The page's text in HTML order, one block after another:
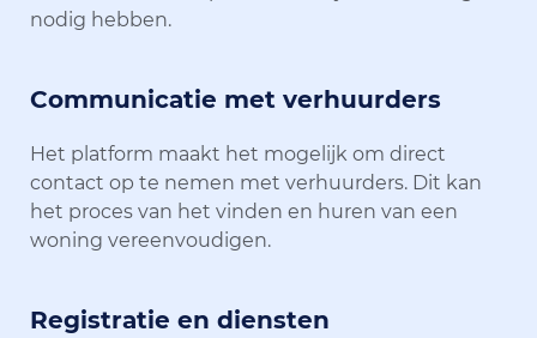
nodig hebben.
Communicatie met verhuurders
Het platform maakt het mogelijk om direct
contact op te nemen met verhuurders. Dit kan
het proces van het vinden en huren van een
woning vereenvoudigen.
Registratie en diensten